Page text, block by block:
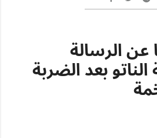
الرسالة
بعد الضربة